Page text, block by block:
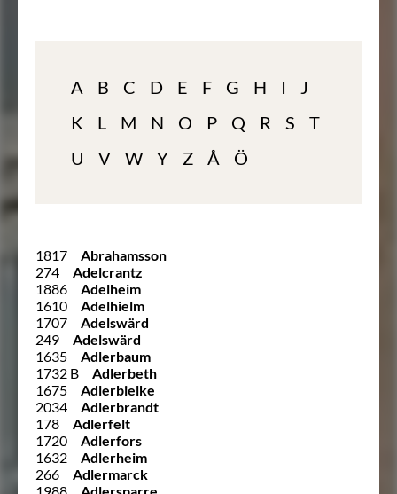
A B C D E F G H I
J
K
L M N O P Q R S
T
U
V W Y Z Å Ö
1817
Abrahamsson
274
Adelcrantz
1886
Adelheim
1610
Adelhielm
1707
Adelswärd
249
Adelswärd
1635
Adlerbaum
1732 B
Adlerbeth
1675
Adlerbielke
2034
Adlerbrandt
178
Adlerfelt
1720
Adlerfors
1632
Adlerheim
266
Adlermarck